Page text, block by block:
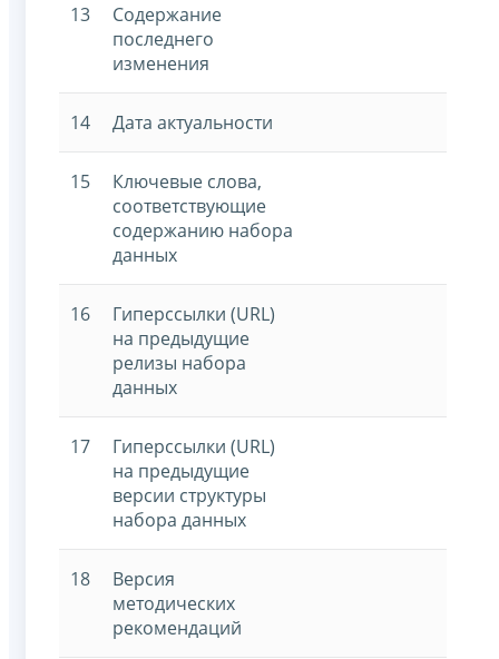
13
Содержание
последнего
изменения
14 Дата актуальности
15
Ключевые слова,
соответствующие
содержанию набора
данных
16
Гиперссылки (URL)
на предыдущие
релизы набора
данных
17
Гиперссылки (URL)
на предыдущие
версии структуры
набора данных
18
Версия
методических
рекомендаций